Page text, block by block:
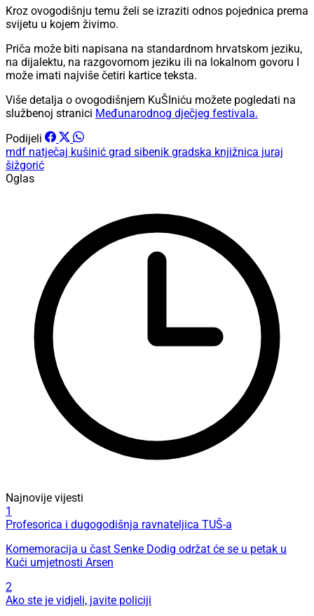
Kroz ovogodišnju temu želi se izraziti odnos pojednica prema
svijetu u kojem živimo.
Priča može biti napisana na standardnom hrvatskom jeziku,
na dijalektu, na razgovornom jeziku ili na lokalnom govoru I
može imati najviše četiri kartice teksta.
Više detalja o ovogodišnjem KuŠIniću možete pogledati na
službenoj stranici Međunarodnog dječjeg festivala.
Podijeli
mdf natječaj kušinić grad sibenik gradska knjižnica juraj
šižgorić
Oglas
Najnovije vijesti
1
Profesorica i dugogodišnja ravnateljica TUŠ-a
Komemoracija u čast Senke Dodig održat će se u petak u
Kući umjetnosti Arsen
2
Ako ste je vidjeli, javite policiji